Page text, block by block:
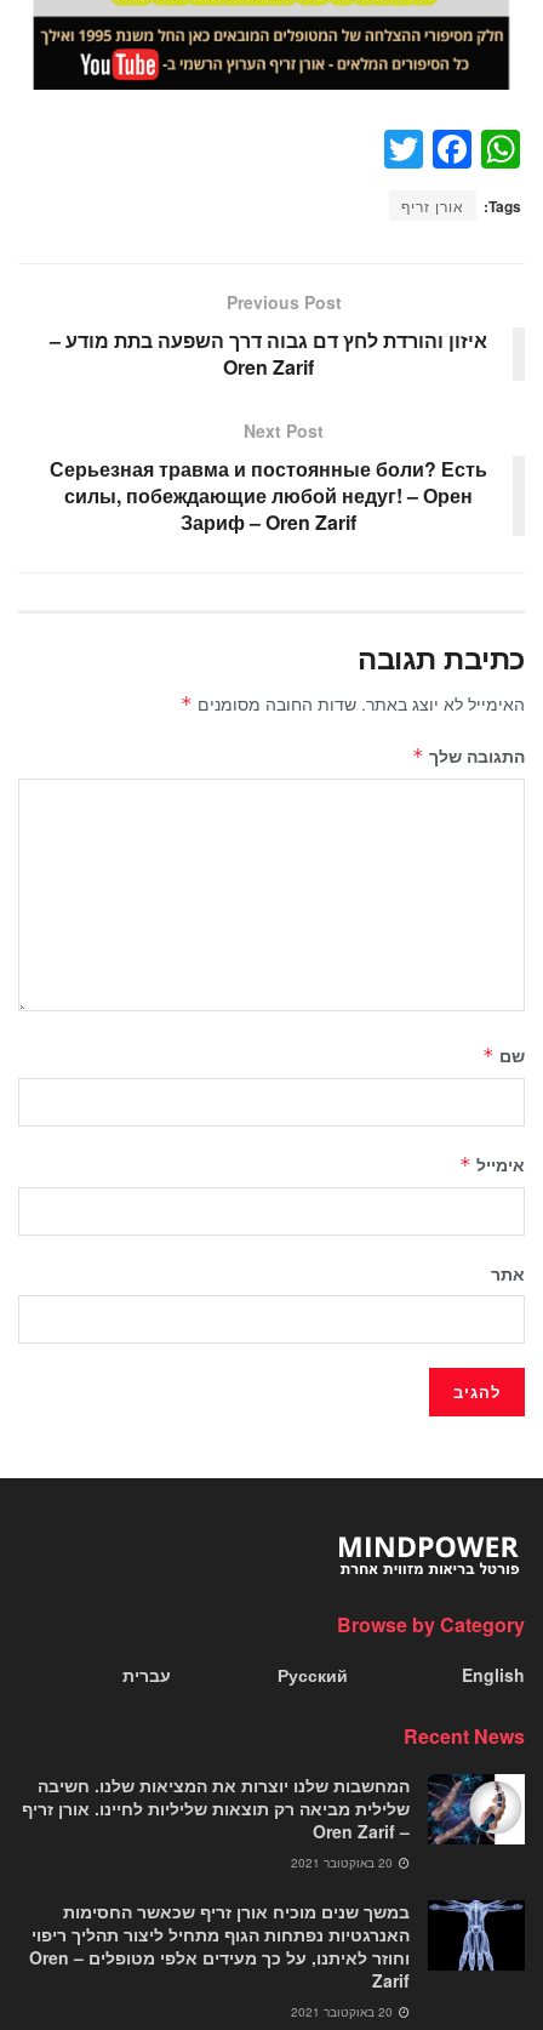
W
h
at
p
F
a
c
o
Tags: אורן זריף
Previous Post
איזון והורדת לחץ דם גבוה דרך השפעה בתת מודע –
Oren Zarif
Next Post
Серьезная травма и постоянные боли? Есть
силы, побеждающие любой недуг! – Орен
Зариф – Oren Zarif
כתיבת תגובה
האימייל לא יוצג באתר. שדות החובה מסומנים *
התגובה שלך *
שם *
אימייל *
אתר
Browse by Category
English
Русский עברית
Recent News
המחשבות שלנו יוצרות את המציאות שלנו. חשיבה
שלילית מביאה רק תוצאות שליליות לחיינו. אורן זריף
– Oren Zarif
במשך שנים מוכיח אורן זריף שכאשר החסימות
האנרגטיות נפתחות הגוף מתחיל ליצור תהליך ריפוי
וחוזר לאיתנו, על כך מעידים אלפי מטופלים – Oren
Zarif